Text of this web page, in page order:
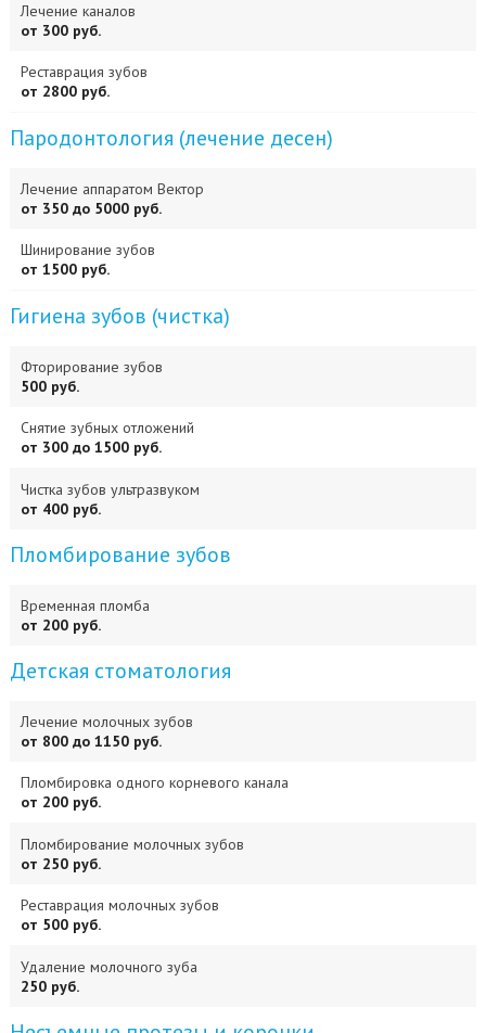
Лечение каналов
от 300 руб.
Реставрация зубов
от 2800 руб.
Пародонтология (лечение десен)
Лечение аппаратом Вектор
от 350 до 5000 руб.
Шинирование зубов
от 1500 руб.
Гигиена зубов (чистка)
Фторирование зубов
500 руб.
Снятие зубных отложений
от 300 до 1500 руб.
Чистка зубов ультразвуком
от 400 руб.
Пломбирование зубов
Временная пломба
от 200 руб.
Детская стоматология
Лечение молочных зубов
от 800 до 1150 руб.
Пломбировка одного корневого канала
от 200 руб.
Пломбирование молочных зубов
от 250 руб.
Реставрация молочных зубов
от 500 руб.
Удаление молочного зуба
250 руб.